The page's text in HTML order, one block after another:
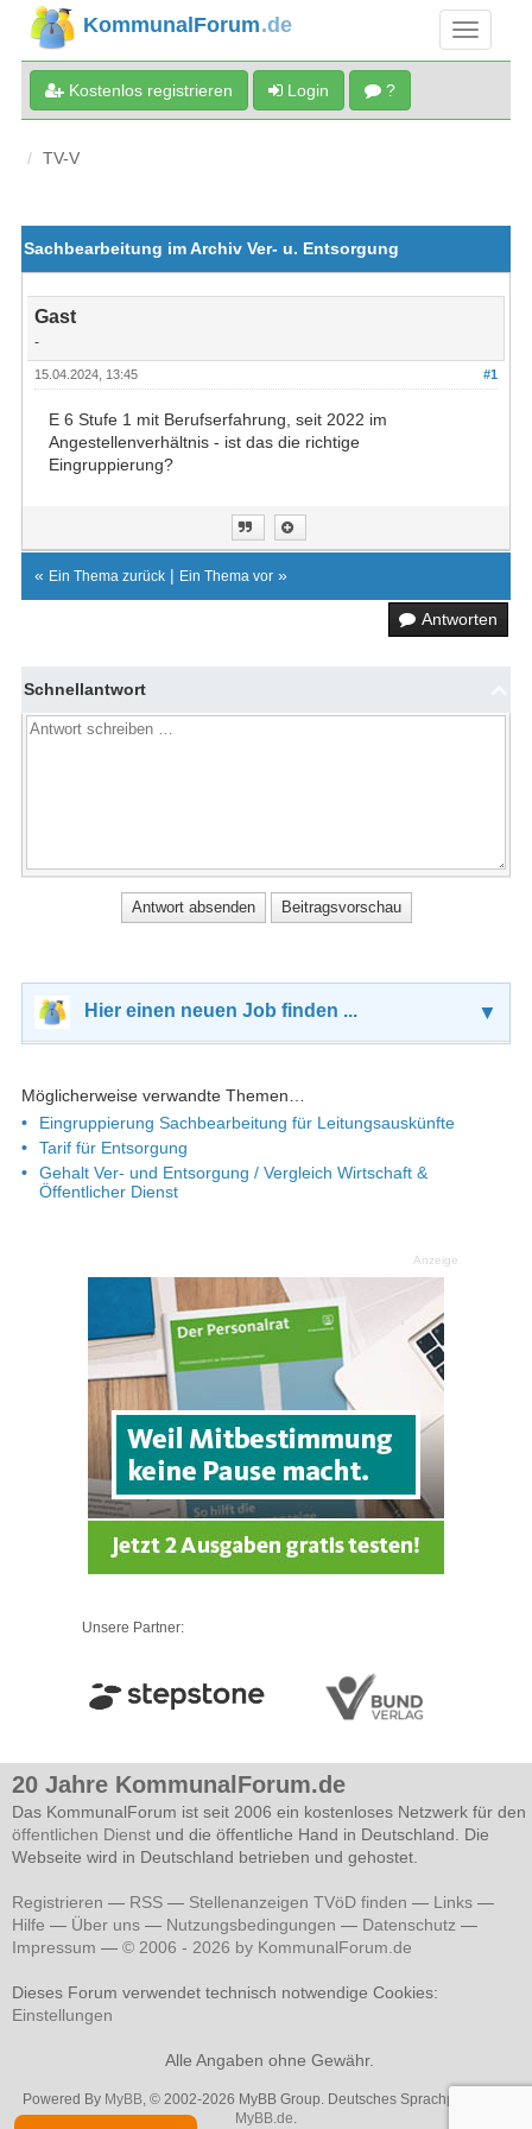
KommunalForum.de
Kostenlos registrieren Login ?
TV-V
Sachbearbeitung im Archiv Ver- u. Entsorgung
Gast
-
#1
15.04.2024, 13:45
E 6 Stufe 1 mit Berufserfahrung, seit 2022 im
Angestellenverhältnis - ist das die richtige
Eingruppierung?
« Ein Thema zurück| Ein Thema vor»
Antworten
Schnellantwort
Hier einen neuen Job finden ... ▼
Möglicherweise verwandte Themen…
Eingruppierung Sachbearbeitung für Leitungsauskünfte
Tarif für Entsorgung
Gehalt Ver- und Entsorgung / Vergleich Wirtschaft &
Öffentlicher Dienst
Anzeige
Unsere Partner:
20 Jahre KommunalForum.de
Das KommunalForum ist seit 2006 ein kostenloses Netzwerk für den
öffentlichen Dienst und die öffentliche Hand in Deutschland. Die
Webseite wird in Deutschland betrieben und gehostet.
Registrieren — RSS — Stellenanzeigen TVöD finden — Links —
Hilfe — Über uns — Nutzungsbedingungen — Datenschutz —
Impressum — © 2006 - 2026 by KommunalForum.de
Dieses Forum verwendet technisch notwendige Cookies:
Einstellungen
Alle Angaben ohne Gewähr.
Powered By MyBB , © 2002-2026 MyBB Group. Deutsches Sprachpaket von
MyBB.de